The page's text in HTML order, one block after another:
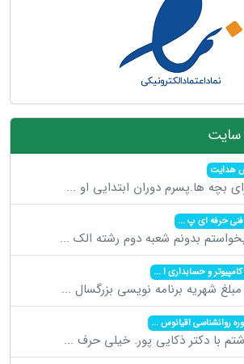
سایت
هدایت
بچه ها.پسرم دوران ابتدایی او ...
فنی حرفه ای پ...
بدونم شعبه دوم رشته الک ...
و حسابداری ا...
شهریه برنامه نویسی بزرگسال ...
روانشناسی اقیانوس...
با دکتر ذکایی پور. خیلی حرف ...